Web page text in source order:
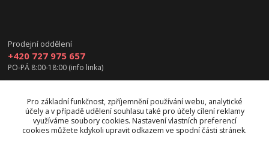
Prodejní oddělení
+420 727 975 657
PO-PÁ 8:00-18:00 (info linka)
Pro základní funkčnost, zpříjemnění používání webu, analytické
účely a v případě udělení souhlasu také pro účely cílení reklamy
využíváme soubory cookies. Nastavení vlastních preferencí
cookies můžete kdykoli upravit odkazem ve spodní části stránek.